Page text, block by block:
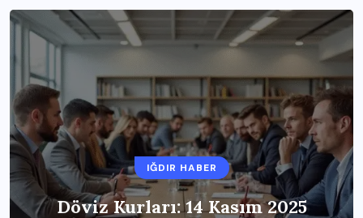
IĞDIR HABER
Döviz Kurları: 14 Kasım 2025